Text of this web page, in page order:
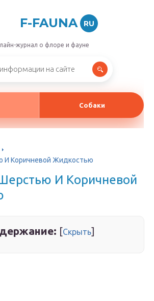
F-FAUNA RU
журнал о флоре и фауне
Собаки
И Коричневой Жидкостью
И Коричневой
[Скрыть]